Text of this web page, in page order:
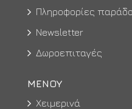
Πληροφορίες
Newsletter
Δωροεπιταγές
ΜΕΝΟΥ
Χειμερινά